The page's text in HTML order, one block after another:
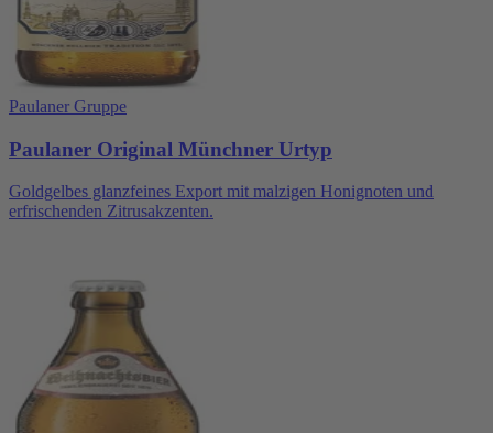
Paulaner Gruppe
Paulaner Original Münchner Urtyp
Goldgelbes glanzfeines Export mit malzigen Honignoten und
erfrischenden Zitrusakzenten.